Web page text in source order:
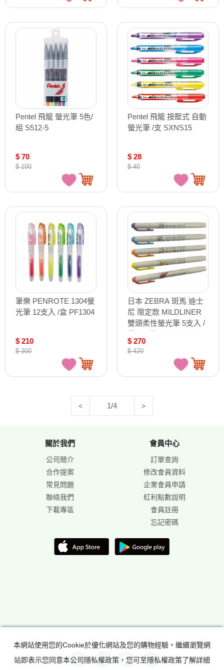
Pentel 飛龍 螢光筆 5色/
組 S512-5
$ 70
$ 100
Pentel 飛龍 按壓式 自動
螢光筆 /支 SXNS15
$ 28
$ 40
筆樂 PENROTE 1304螢
光筆 12支入 /盒 PF1304
$ 210
$ 300
日本 ZEBRA 斑馬 迪士
尼 限定款 MILDLINER
雙頭柔性螢光筆 5支入 /
$ 270
$ 420
< 1/4 >
關於我們
公司簡介
合作提案
常見問題
聯絡我們
下載專區
會員中心
訂單查詢
修改會員資料
企業會員申請
紅利點數說明
會員註冊
忘記密碼
本網站使用您的Cookie於優化網站及您的購物經驗。繼續瀏覽網
站即表示您同意本公司隱私權政策，您可至隱私權政策了解詳細